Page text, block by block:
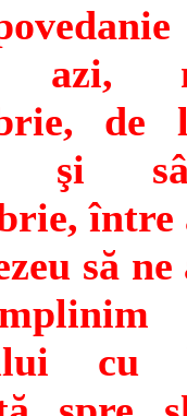
azi,
de
şi
între
să
cu